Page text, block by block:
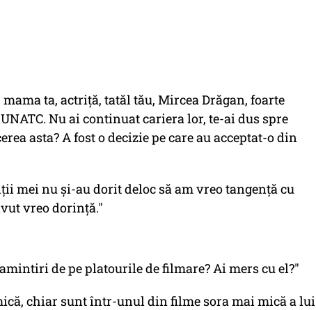
ta, actriță, tatăl tău, Mircea Drăgan, foarte
Nu ai continuat cariera lor, te-ai dus spre
asta? A fost o decizie pe care au acceptat-o din
mei nu și-au dorit deloc să am vreo tangență cu
vreo dorință."
de pe platourile de filmare? Ai mers cu el?"
chiar sunt într-unul din filme sora mai mică a lui